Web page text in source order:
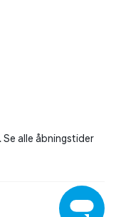
alle åbningstider